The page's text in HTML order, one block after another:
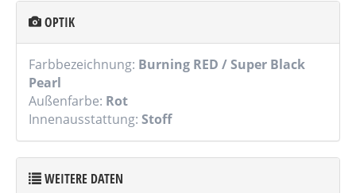
OPTIK
Farbbezeichnung: Burning RED / Super Black
Pearl
Außenfarbe: Rot
Innenausstattung: Stoff
WEITERE DATEN